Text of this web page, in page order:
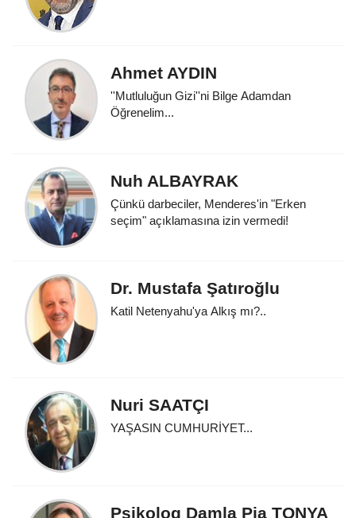
Ahmet AYDIN
''Mutluluğun Gizi''ni Bilge Adamdan
Öğrenelim...
Nuh ALBAYRAK
Çünkü darbeciler, Menderes'in "Erken
seçim" açıklamasına izin vermedi!
Dr. Mustafa Şatıroğlu
Katil Netenyahu'ya Alkış mı?..
Nuri SAATÇI
YAŞASIN CUMHURİYET...
Psikolog Damla Pia TONYA